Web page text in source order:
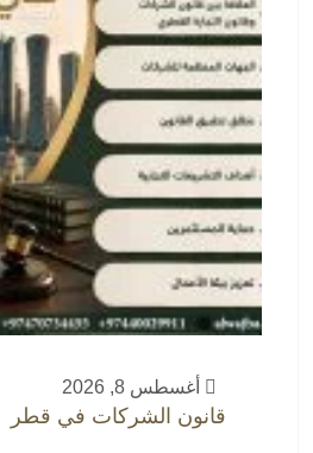
أغسطس 8, 2026
قانون الشركات في قطر